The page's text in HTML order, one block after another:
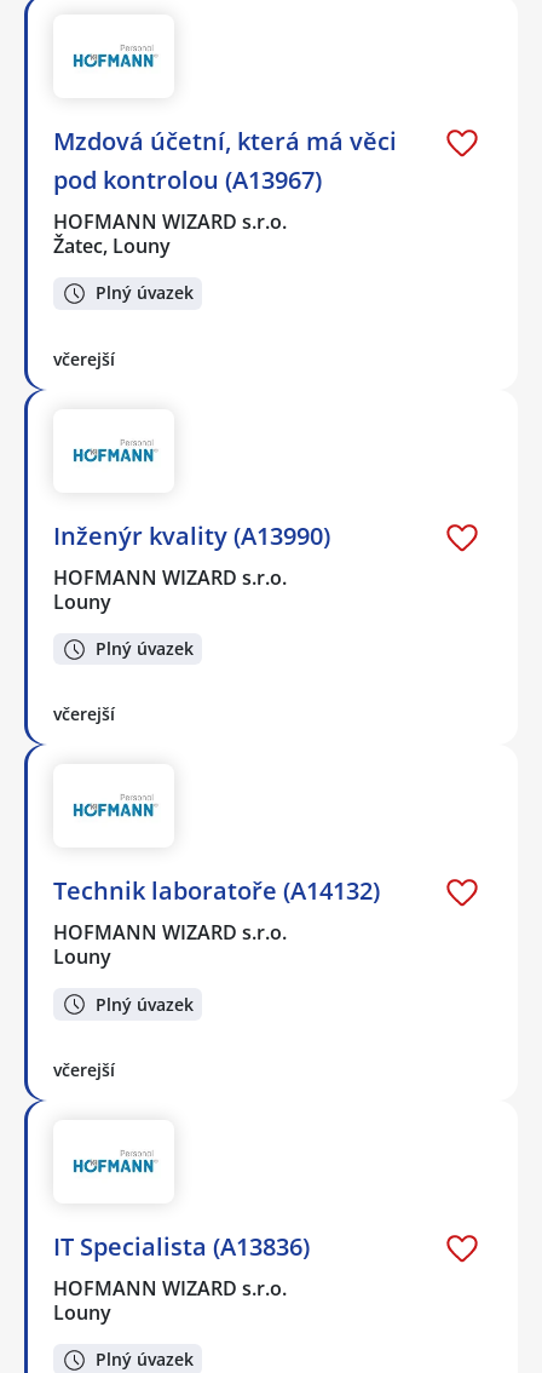
Mzdová účetní, která má věci
pod kontrolou (A13967)
HOFMANN WIZARD s.r.o.
Žatec, Louny
Plný úvazek
včerejší
Inženýr kvality (A13990)
HOFMANN WIZARD s.r.o.
Louny
Plný úvazek
včerejší
Technik laboratoře (A14132)
HOFMANN WIZARD s.r.o.
Louny
Plný úvazek
včerejší
IT Specialista (A13836)
HOFMANN WIZARD s.r.o.
Louny
Plný úvazek